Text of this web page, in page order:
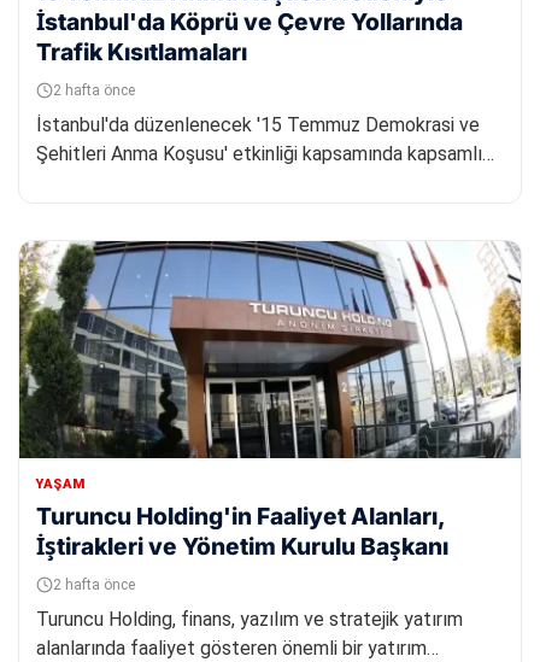
İstanbul'da Köprü ve Çevre Yollarında
Trafik Kısıtlamaları
2 hafta önce
İstanbul'da düzenlenecek '15 Temmuz Demokrasi ve
Şehitleri Anma Koşusu' etkinliği kapsamında kapsamlı
YAŞAM
Turuncu Holding'in Faaliyet Alanları,
İştirakleri ve Yönetim Kurulu Başkanı
2 hafta önce
Turuncu Holding, finans, yazılım ve stratejik yatırım
alanlarında faaliyet gösteren önemli bir yatırım